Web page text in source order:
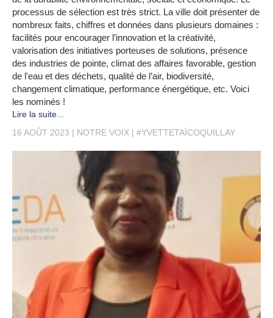
processus de sélection est très strict. La ville doit présenter de
nombreux faits, chiffres et données dans plusieurs domaines :
facilités pour encourager l’innovation et la créativité,
valorisation des initiatives porteuses de solutions, présence
des industries de pointe, climat des affaires favorable, gestion
de l'eau et des déchets, qualité de l’air, biodiversité,
changement climatique, performance énergétique, etc. Voici
les nominés !
Lire la suite...
16 AOÛT 2023
NOTRE VOIX #YVETTETAÏCOQUILLAY